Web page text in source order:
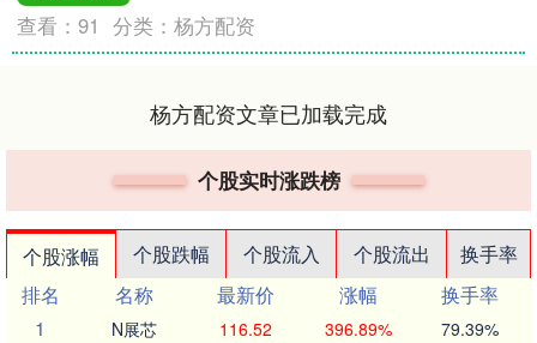
查看：91 分类：杨方配资
杨方配资文章已加载完成
个股实时涨跌榜
个股涨幅 个股跌幅 个股流入 个股流出
换手率
排名
名称 最新价 涨幅
换手率
1
N展芯 116.52 396.89% 79.39%